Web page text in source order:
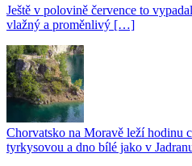
Ještě v polovině července to
vlažný a proměnlivý […]
Chorvatsko na Moravě leží hodinu
tyrkysovou a dno bílé jako v